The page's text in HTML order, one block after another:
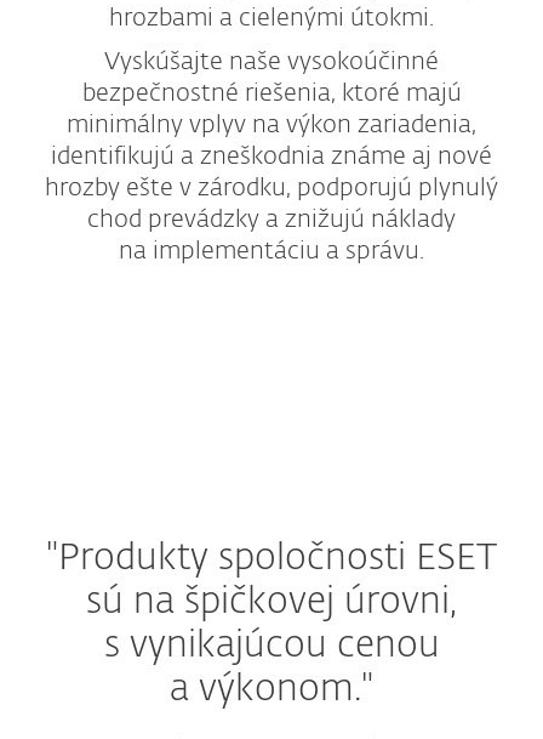
hrozbami a cielenými útokmi.
Vyskúšajte naše vysokoúčinné
bezpečnostné riešenia, ktoré majú
minimálny vplyv na výkon zariadenia,
identifikujú a zneškodnia známe aj nové
hrozby ešte v zárodku, podporujú plynulý
chod prevádzky a znižujú náklady
na implementáciu a správu.
"Produkty spoločnosti ESET
sú na špičkovej úrovni,
s vynikajúcou cenou
a výkonom."